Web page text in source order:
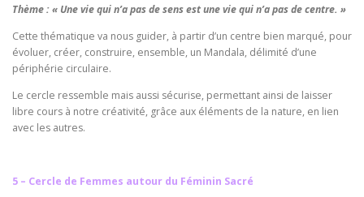
Thème : « Une vie qui n’a pas de sens est une vie qui n’a pas de centre. »
Cette thématique va nous guider, à partir d’un centre bien marqué, pour
évoluer, créer, construire, ensemble, un Mandala, délimité d’une
périphérie circulaire.
Le cercle ressemble mais aussi sécurise, permettant ainsi de laisser
libre cours à notre créativité, grâce aux éléments de la nature, en lien
avec les autres.
5 – Cercle de Femmes autour du Féminin Sacré